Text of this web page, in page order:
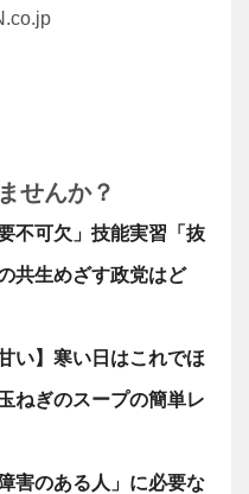
せんか？
不可欠」技能実習「抜
共生めざす政党はど
い】寒い日はこれでほ
ねぎのスープの簡単レ
害のある人」に必要な